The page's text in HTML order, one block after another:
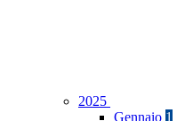
2025
Gennaio 1